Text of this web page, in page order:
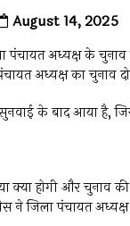
August 14, 2025
पंचायत अध्यक्ष के
अध्यक्ष का चुनाव
सुनवाई के बाद आया है,
होगी और चुनाव की
ने जिला पंचायत